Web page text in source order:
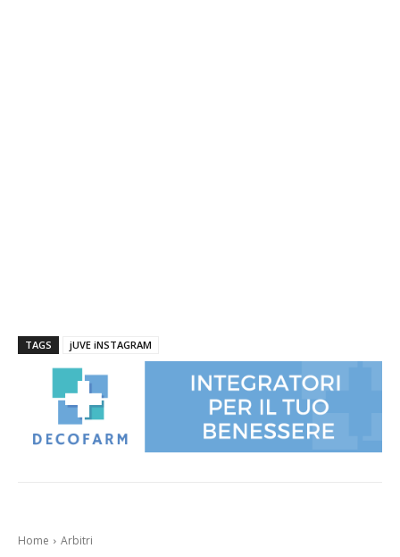
TAGS jUVE iNSTAGRAM